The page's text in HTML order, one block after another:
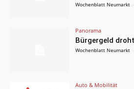
Wochenblatt Neumarkt -
Panorama
Bürgergeld
Wochenblatt Neumarkt -
Auto & Mobilität